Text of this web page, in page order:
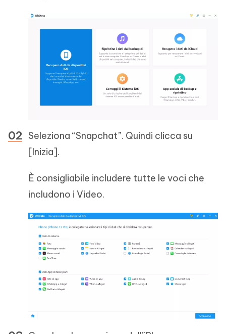
Seleziona “Snapchat”. Quindi clicca su
[Inizia].
È consigliabile includere tutte le voci che
includono i Video.